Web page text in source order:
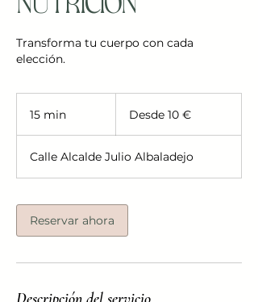
Transforma tu cuerpo con cada
elección.
15 min
m
i
eurosDesde 10 €
Calle Alcalde Julio Albaladejo
Reservar ahora